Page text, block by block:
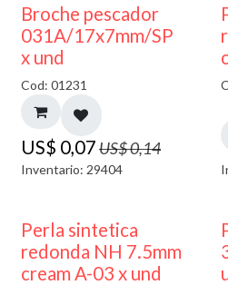
50% DESCUENTO
Broche pescador
031A/17x7mm/SP
x und
Cod: 01231
US$ 0,07US$0,14
Inventario: 29404
Perla sintetica
redonda NH 7.5mm
cream A-03 x und